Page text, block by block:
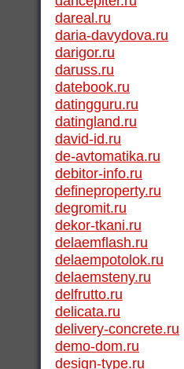
dareal.ru
daria-davydova.ru
darigor.ru
daruss.ru
datebook.ru
datingguru.ru
datingland.ru
david-id.ru
de-avtomatika.ru
debitor-info.ru
defineproperty.ru
degromit.ru
dekor-tkani.ru
delaemflash.ru
delaempotolok.ru
delaemsteny.ru
delfrutto.ru
delicata.ru
delivery-concrete.ru
demo-dom.ru
design-type.ru